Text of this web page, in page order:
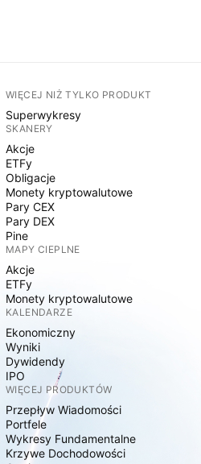
WIĘCEJ NIŻ TYLKO PRODUKT
Superwykresy
SKANERY
Akcje
ETFy
Obligacje
Monety kryptowalutowe
Pary CEX
Pary DEX
Pine
MAPY CIEPLNE
Akcje
ETFy
Monety kryptowalutowe
KALENDARZE
Ekonomiczny
Wyniki
Dywidendy
IPO
WIĘCEJ PRODUKTÓW
Przepływ Wiadomości
Portfele
Wykresy Fundamentalne
Krzywe Dochodowości